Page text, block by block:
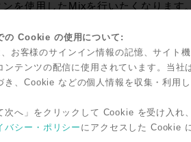
を使用したMixを行いたくなります。
では単独のボタンとして独立させ
方を知っているエンジニアが設計し
ることが分かります。
が可能となりmonARCでチャンネ
ェーダーは手元に残ります。こうい
の Cookie の使用について:
お客様のサインイン情報の記憶、サイト
ンテンツの配信に使用されています。当社
き、Cookie などの個人情報を収集・利用し
次へ」をクリックして Cookie を受け入れ
バシー・ポリシー にアクセスした Cookie